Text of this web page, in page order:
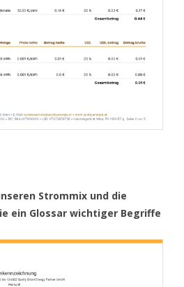
Strommix und die
ein Glossar wichtiger Begriffe